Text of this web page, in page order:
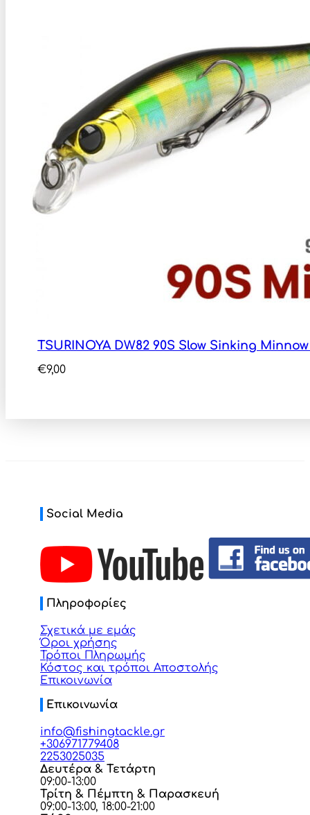
TSURINOYA DW82 90S Slow Sinking
€9,00
Social Media
Πληροφορίες
Σχετικά με εμάς
Όροι χρήσης
Τρόποι Πληρωμής
Κόστος και τρόποι Αποστολής
Επικοινωνία
Επικοινωνία
info@fishingtackle.gr
+306971779408
2253025035
Δευτέρα & Τετάρτη
09:00-13:00
Τρίτη & Πέμπτη & Παρασκευή
09:00-13:00, 18:00-21:00